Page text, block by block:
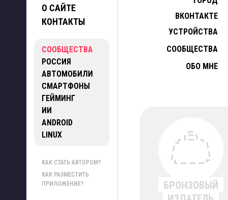
О САЙТЕ
КОНТАКТЫ
СООБЩЕСТВА
РОССИЯ
АВТОМОБИЛИ
СМАРТФОНЫ
ГЕЙМИНГ
ИИ
ANDROID
LINUX
КАК СТАТЬ АВТОРОМ?
КАК РАЗМЕСТИТЬ
ПРИЛОЖЕНИЕ?
ВКОНТАКТЕ
УСТРОЙСТВА
СООБЩЕСТВА
ОБО МНЕ
БРОНЗОВЫЙ